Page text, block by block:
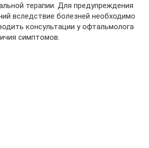
терапии. Для предупреждения
вследствие болезней необходимо
консультации у офтальмолога
симптомов.